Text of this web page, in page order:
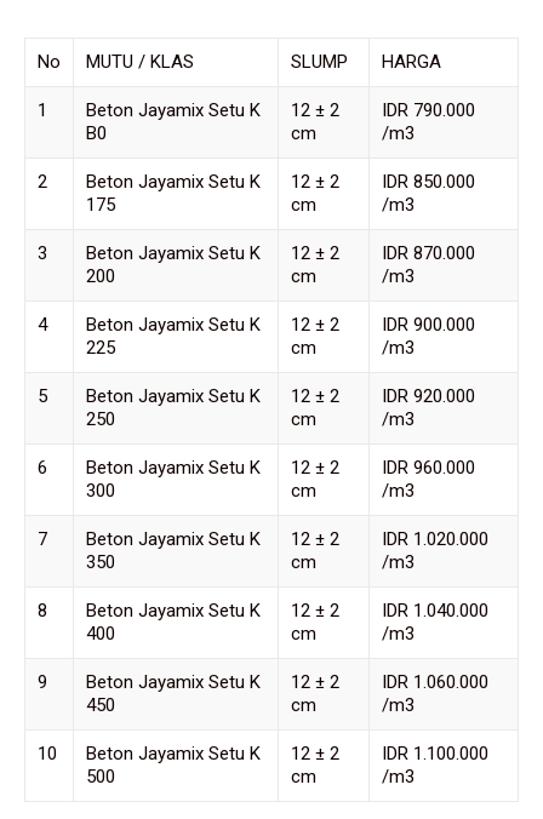
No MUTU / KLAS SLUMP HARGA
1
Beton Jayamix Setu K
B0
12 ± 2
cm
IDR 790.000
/m3
2
Beton Jayamix Setu K
175
12 ± 2
cm
IDR 850.000
/m3
3
Beton Jayamix Setu K
200
12 ± 2
cm
IDR 870.000
/m3
4
Beton Jayamix Setu K
225
12 ± 2
cm
IDR 900.000
/m3
5
Beton Jayamix Setu K
250
12 ± 2
cm
IDR 920.000
/m3
6
Beton Jayamix Setu K
300
12 ± 2
cm
IDR 960.000
/m3
7
Beton Jayamix Setu K
350
12 ± 2
cm
IDR 1.020.000
/m3
8
Beton Jayamix Setu K
400
12 ± 2
cm
IDR 1.040.000
/m3
9
Beton Jayamix Setu K
450
12 ± 2
cm
IDR 1.060.000
/m3
10
Beton Jayamix Setu K
500
12 ± 2
cm
IDR 1.100.000
/m3